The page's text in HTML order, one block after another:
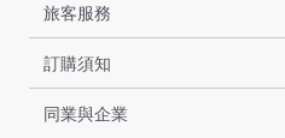
旅客服務
訂購須知
同業與企業